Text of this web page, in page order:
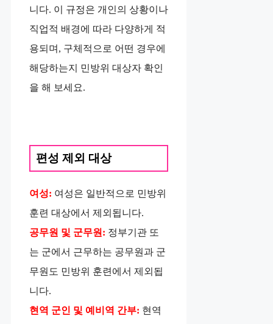
니다. 이 규정은 개인의 상황이나
직업적 배경에 따라 다양하게 적
용되며, 구체적으로 어떤 경우에
해당하는지 민방위 대상자 확인
을 해 보세요.
편성 제외 대상
여성: 여성은 일반적으로 민방위
훈련 대상에서 제외됩니다.
공무원 및 군무원: 정부기관 또
는 군에서 근무하는 공무원과 군
무원도 민방위 훈련에서 제외됩
니다.
현역 군인 및 예비역 간부: 현역